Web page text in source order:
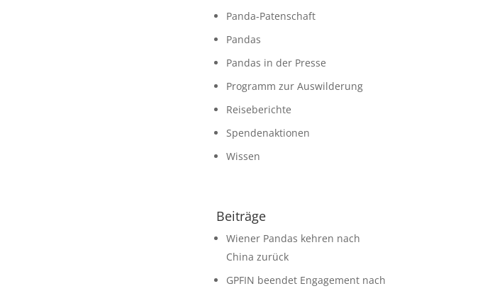
Panda-Patenschaft
Pandas
Pandas in der Presse
Programm zur Auswilderung
Reiseberichte
Spendenaktionen
Wissen
Beiträge
Wiener Pandas kehren nach
China zurück
GPFIN beendet Engagement nach